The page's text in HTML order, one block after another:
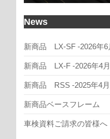
News
新商品 LX-SF -2026年6
新商品 LX-F -2026年4
新商品 RSS -2025年4
新商品ベースフレーム
車検資料ご請求の皆様へ